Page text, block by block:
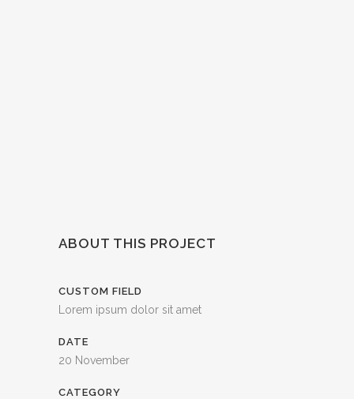
ABOUT THIS PROJECT
CUSTOM FIELD
Lorem ipsum dolor sit amet
DATE
20 November
CATEGORY